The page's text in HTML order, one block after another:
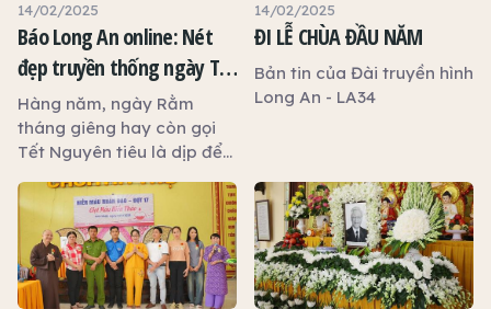
14/02/2025
Báo Long An online: Nét
đẹp truyền thống ngày Tết
Nguyên tiêu
Hàng năm, ngày Rằm
tháng giêng hay còn gọi
Tết Nguyên tiêu là dịp để
ông bà, tổ tiên và cầu
mong một năm bình an,
hạnh phúc. Vào ngày này,
nhiều gia đình thường
chuẩn bị mâm cúng gia
14/02/2025
ĐI LỄ CHÙA ĐẦU NĂM
Bản tin của Đài truyền hình
Long An - LA34